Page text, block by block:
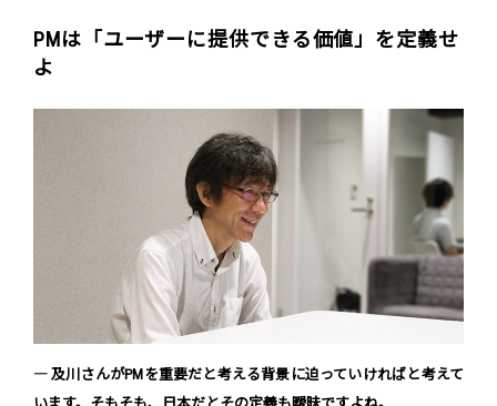
PMは「ユーザーに提供できる価値」を定義せ
よ
― 及川さんがPMを重要だと考える背景に迫っていければと考えて